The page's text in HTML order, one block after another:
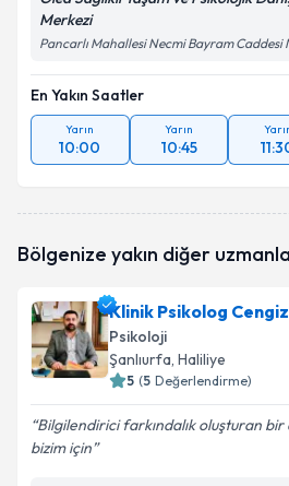
Merkezi
Pancarlı Mahallesi Necmi Bayram Caddesi
En Yakın Saatler
Yarın
10:00
Yarın
10:45
Bölgenize yakın diğer
Klinik Psikolog Cengiz
Psikoloji
Şanlıurfa, Haliliye
5 (5 Değerlendirme)
Bilgilendirici farkındalık oluşturan
bizim için